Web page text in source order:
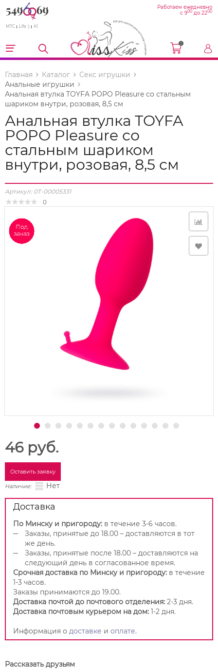
МТС Life :) A1
Работаем ежедневно
с 900 до 2200
0
Главная Каталог
Секс игрушки
Анальные игрушки
Анальная втулка TOYFA POPO Pleasure со стальным
шариком внутри, розовая, 8,5 см
Анальная втулка TOYFA
POPO Pleasure со
стальным шариком
внутри, розовая, 8,5 см
Артикул: 0T-00005331
0
46 руб.
Оставить заявку
Наличие: Нет
Доставка
По Минску и пригороду: в течение 3-6 часов.
Заказы, принятые до 18.00 – доставляются в тот
же день.
Заказы, принятые после 18.00 – доставляются на
следующий день в согласованное время.
Срочная доставка по Минску и пригороду: в течение
1-3 часов.
Заказы принимаются до 19.00.
Доставка почтой до почтового отделения: 2-3 дня.
Доставка почтовым курьером на дом: 1-2 дня.
Информация о доставке и оплате.
Рассказать друзьям